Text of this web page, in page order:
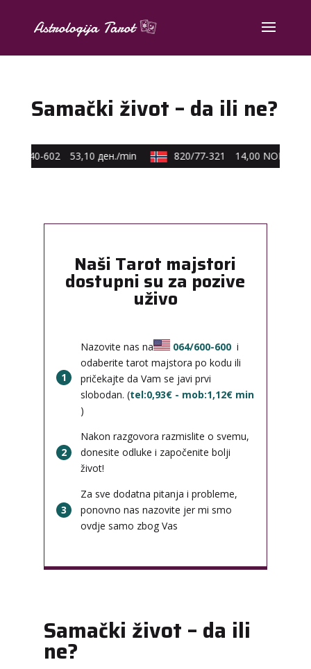
Samački život – da ili ne?
40-602 53,10 ден./min 820/77-321 14,00 NOK/min
Naši Tarot majstori
dostupni su za pozive
uživo
1
Nazovite nas na 064/600-600 i
odaberite tarot majstora po kodu ili
pričekajte da Vam se javi prvi
slobodan. (tel:0,93€ - mob:1,12€ min
)
2
Nakon razgovora razmislite o svemu,
donesite odluke i započenite bolji
život!
3
Za sve dodatna pitanja i probleme,
ponovno nas nazovite jer mi smo
ovdje samo zbog Vas
Samački život – da ili
ne?